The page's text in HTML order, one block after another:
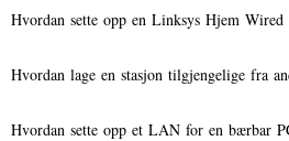
Hvordan sette opp en Linksys Hjem
Hvordan lage en stasjon tilgjengelige fra
Hvordan sette opp et LAN for en bærbar